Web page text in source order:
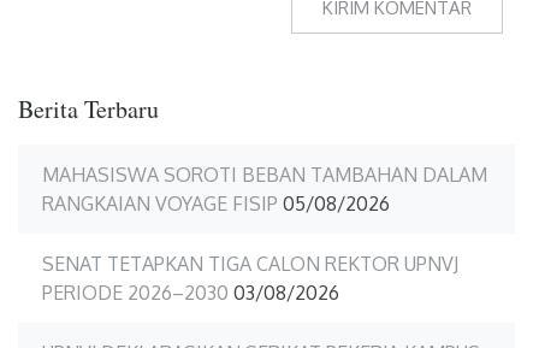
Berita Terbaru
MAHASISWA SOROTI BEBAN TAMBAHAN DALAM
RANGKAIAN VOYAGE FISIP 05/08/2026
SENAT TETAPKAN TIGA CALON REKTOR UPNVJ
PERIODE 2026–2030 03/08/2026